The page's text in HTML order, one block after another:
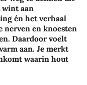
wint aan
én het verhaal
nerven en knoesten
Daardoor voelt
aan. Je merkt
waarin hout